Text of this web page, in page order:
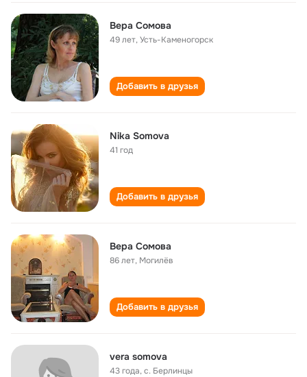
Вера Сомова
49 лет,Усть-Каменогорск
Добавить в друзья
Nika Somova
41 год
Добавить в друзья
Вера Сомова
86 лет, Могилёв
Добавить в друзья
vera somova
43 года,с. Берлинцы